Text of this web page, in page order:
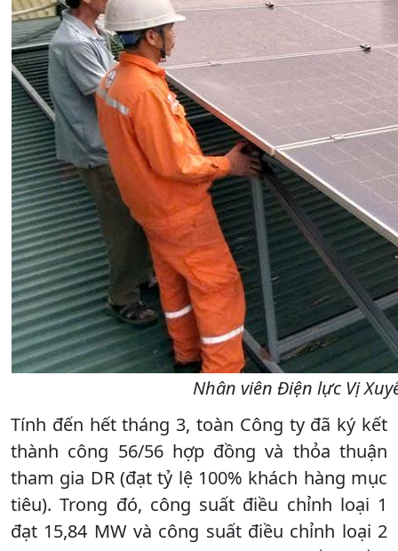
Nhân viên Điện lực Vị
Tính đến hết tháng 3, toàn Công ty đã ký kết
thành công 56/56 hợp đồng và thỏa thuận
tham gia DR (đạt tỷ lệ 100% khách hàng mục
tiêu). Trong đó, công suất điều chỉnh loại 1
đạt 15,84 MW và công suất điều chỉnh loại 2